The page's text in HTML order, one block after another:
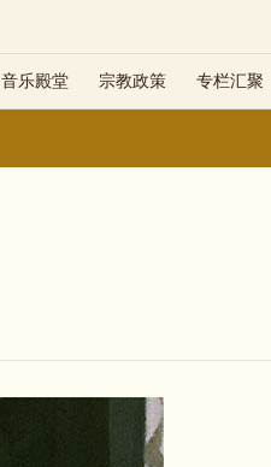
音乐殿堂 宗教政策 专栏汇聚